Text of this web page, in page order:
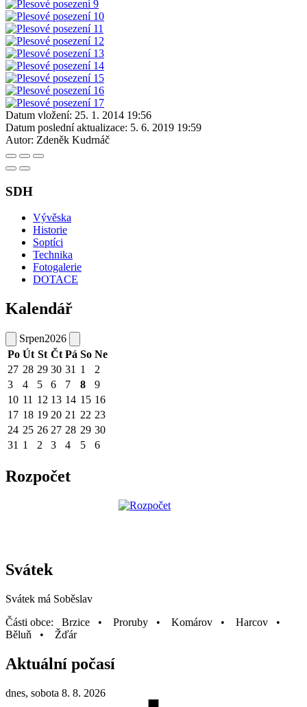
Datum vložení: 25. 1. 2014 19:56
Datum poslední aktualizace: 5. 6. 2019 19:59
Autor: Zdeněk Kudrnáč
SDH
Vývěska
Historie
Soptíci
Technika
Fotogalerie
DOTACE
Kalendář
Srpen2026
Po Út St Čt Pá So Ne
27 28 29 30 31 1
2
3
4 5 6 7 8
9
10 11 12 13 14 15 16
17 18 19 20 21 22 23
24 25 26 27 28 29 30
31 1 2 3 4 5 6
Rozpočet
Svátek
Svátek má Soběslav
Části obce: Brzice • Proruby • Komárov • Harcov •
Běluň • Žďár
Aktuální počasí
dnes, sobota 8. 8. 2026